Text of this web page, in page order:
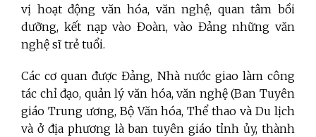
vị hoạt động văn hóa, văn nghệ, quan tâm bồi
dưỡng, kết nạp vào Đoàn, vào Đảng những văn
nghệ sĩ trẻ tuổi.
Các cơ quan được Đảng, Nhà nước giao làm công
tác chỉ đạo, quản lý văn hóa, văn nghệ (Ban Tuyên
giáo Trung ương, Bộ Văn hóa, Thể thao và Du lịch
và ở địa phương là ban tuyên giáo tỉnh ủy, thành